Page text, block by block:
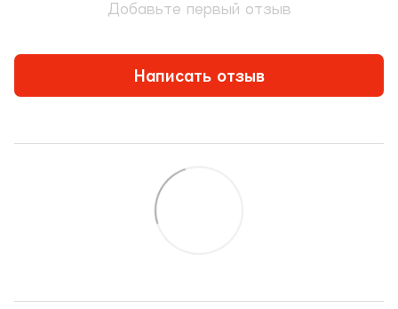
Добавьте первый отзыв
Написать отзыв